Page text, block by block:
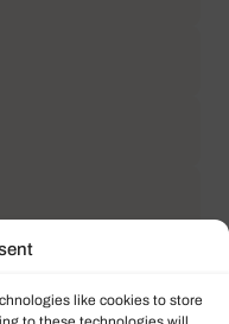
like cookies to store